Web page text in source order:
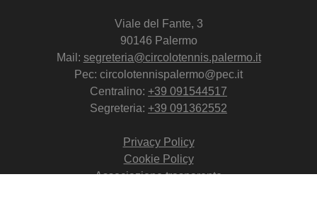
Viale del Fante, 3
90146 Palermo
Mail: segreteria@circolotennis.palermo.it
Pec: circolotennispalermo@pec.it
Centralino: +39 091544517
Segreteria: +39 091362552
Privacy Policy
Cookie Policy
Associazione trasparente